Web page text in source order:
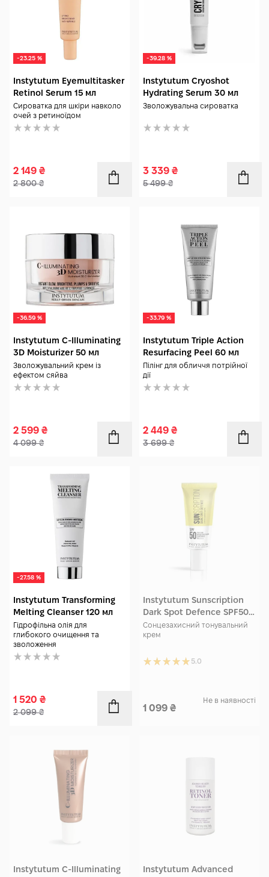
-23.25 %
Instytutum Eyemultitasker
Retinol Serum 15 мл
Сироватка для шкіри навколо
очей з ретиноїдом
2 149 ₴
2 800₴
-39.28 %
Instytutum Cryoshot
Hydrating Serum 30 мл
Зволожувальна сироватка
3 339 ₴
5 499₴
-36.59 %
Instytutum C-Illuminating
3D Moisturizer 50 мл
Зволожувальний крем із
ефектом сяйва
2 599 ₴
4 099₴
-33.79 %
Instytutum Triple Action
Resurfacing Peel 60 мл
Пілінг для обличчя потрійної
дії
2 449 ₴
3 699₴
-27.58 %
Instytutum Transforming
Melting Cleanser 120 мл
Гідрофільна олія для
глибокого очищення та
зволоження
1 520 ₴
2 099₴
Instytutum Sunscription
Dark Spot Defence SPF50
10 мл Travel size
Сонцезахисний тонувальний
крем
5.0
1 099 ₴
Не в наявності
Instytutum C-Illuminating
Instytutum Advanced